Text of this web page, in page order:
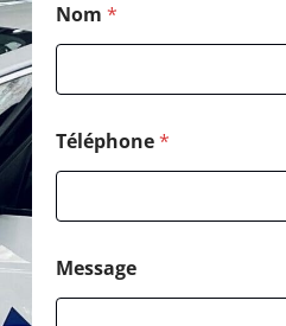
Nom *
Téléphone*
Message